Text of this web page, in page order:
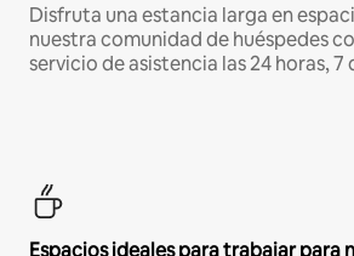
Disfruta una estancia larga en
nuestra comunidad de huéspedes
servicio de asistencia las 24 horas, 7
Espacios ideales para trabajar para